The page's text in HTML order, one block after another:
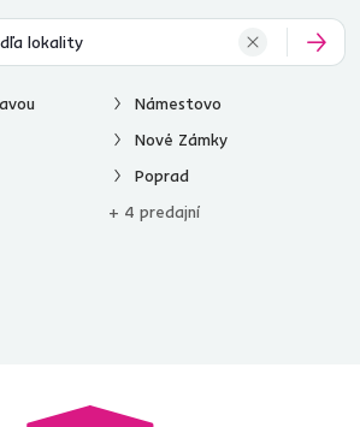
Námestovo
Nové Zámky
Poprad
+ 4 predajní